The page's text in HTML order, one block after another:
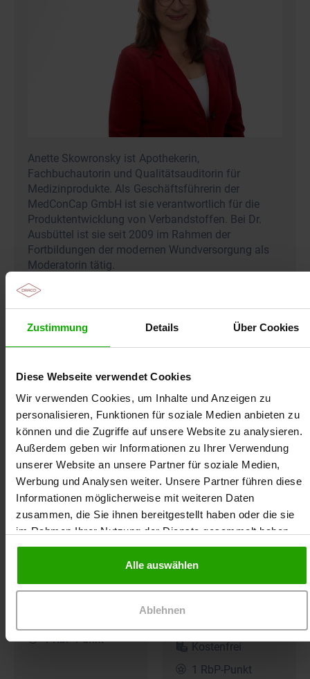
Zustimmung Details Über Cookies
Diese Webseite verwendet Cookies
Wir verwenden Cookies, um Inhalte und Anzeigen zu
personalisieren, Funktionen für soziale Medien anbieten zu
können und die Zugriffe auf unsere Website zu analysieren.
Außerdem geben wir Informationen zu Ihrer Verwendung
unserer Website an unsere Partner für soziale Medien,
Werbung und Analysen weiter. Unsere Partner führen diese
Informationen möglicherweise mit weiteren Daten
zusammen, die Sie ihnen bereitgestellt haben oder die sie
im Rahmen Ihrer Nutzung der Dienste gesammelt haben.
Alle auswählen
Ablehnen
Anette Skowronsky ist Apothekerin,
Fachbuchautorin und Qualitätsauditorin für
Medizinprodukte. Als Geschäftsführerin der
MedConCap GmbH ist sie verantwortlich für die
Produktentwicklung von Verbandstoffen. Bei Dr.
Ausbüttel ist sie seit 2009 im Rahmen der
Fortbildungen der modernen Wundversorgung als
Moderatorin tätig.
Häufig zusammen gebucht
Semaglutid:
Gamechanger in
der
Diabetestherapie
Do. 20.08., 18:00 Uhr
45 Min.
MFA, Pflegekräfte
Skowronsky
1 RbP-Punkt
30-Minuten-
Seminar:
Wundermittel
Metformin?
Behandlung bei
Diabetes Typ 2
Do. 10.09., 18:00 Uhr
MFA, Pflegekräfte
Online
Kostenfrei
1 RbP-Punkt